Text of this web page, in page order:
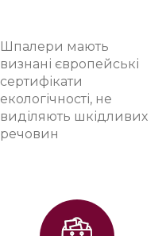
Шпалери мають
визнані європейські
сертифікати
екологічності, не
виділяють шкідливих
речовин